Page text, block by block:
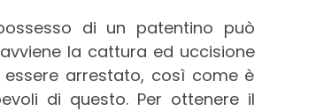
di un patentino può
la cattura ed uccisione
arrestato, così come è
di questo. Per ottenere il